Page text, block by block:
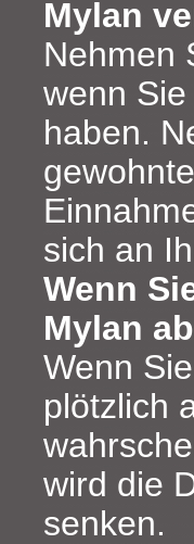
Mylan
Nehmen
wenn
haben.
sich an
Wenn
Mylan
Wenn
plötzlich
wird die
senken.